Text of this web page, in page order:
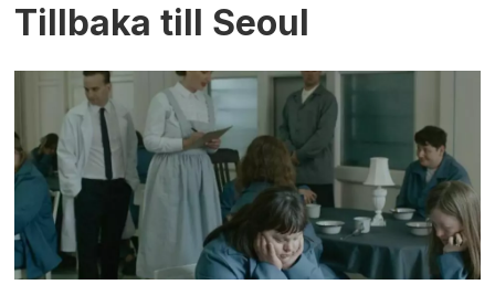
Tillbaka till Seoul